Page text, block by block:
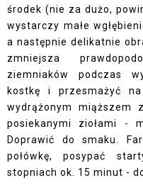
środek (nie za dużo,
wystarczy małe
a następnie delikatnie
zmniejsza
ziemniaków podczas
kostkę i przesmażyć
wydrążonym miąższem
posiekanymi ziołami -
Doprawić do smaku.
połówkę, posypać
stopniach ok. 15 minut -